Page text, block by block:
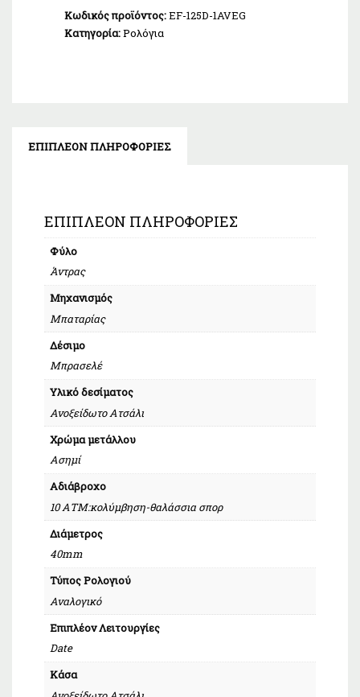
1AVEG
ποσότητα
Κωδικός προϊόντος:EF-125D-1AVEG
Κατηγορία:Ρολόγια
ΕΠΙΠΛΈΟΝ ΠΛΗΡΟΦΟΡΊΕΣ
ΕΠΙΠΛΈΟΝ ΠΛΗΡΟΦΟΡΊΕΣ
Φύλο
Άντρας
Μηχανισμός
Μπαταρίας
Δέσιμο
Μπρασελέ
Υλικό δεσίματος
Ανοξείδωτο Ατσάλι
Χρώμα μετάλλου
Ασημί
Αδιάβροχο
10 ΑΤΜ:κολύμβηση-θαλάσσια σπορ
Διάμετρος
40mm
Τύπος Ρολογιού
Αναλογικό
Επιπλέον Λειτουργίες
Date
Κάσα